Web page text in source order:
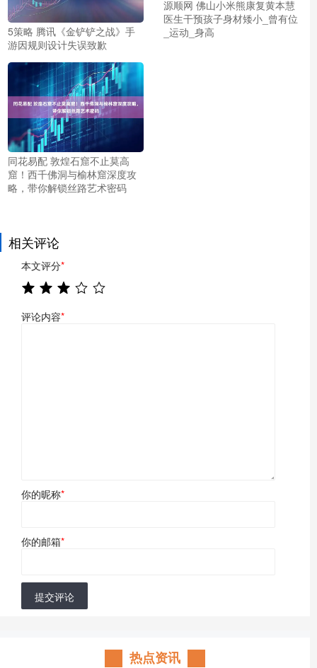
5策略 腾讯《金铲铲之战》手
游因规则设计失误致歉
源顺网 佛山小米熊康复黄本慧
医生干预孩子身材矮小_曾有位
_运动_身高
同花易配 敦煌石窟不止莫高
窟！西千佛洞与榆林窟深度攻
略，带你解锁丝路艺术密码
相关评论
本文评分*
评论内容*
你的昵称*
你的邮箱*
提交评论
热点资讯